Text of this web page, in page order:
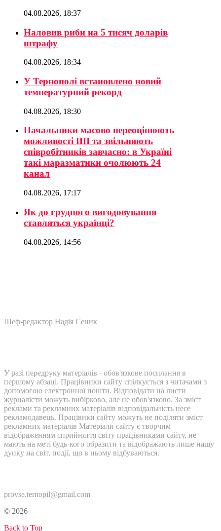
04.08.2026, 18:37
Наловив риби на 5 тисяч доларів
штрафу
04.08.2026, 18:34
У Тернополі встановлено новий
температурний рекорд
04.08.2026, 18:30
Начальники масово переоцінюють
можливості ШІ та звільняють
співробітників завчасно: в Україні
такі маразматики очолюють 24
канал
04.08.2026, 17:17
Як до грудного вигодовування
ставляться українці?
04.08.2026, 14:56
Шеф-редактор Надія Сеник
У разі передруку матеріалів - обов'язкове посилання в
першому абзаці. Працівники сайту спілкується з читачами з
допомогою електронної пошти. Відповідати на листи
журналісти можуть вибірково, але не обов'язково. За зміст
реклами та рекламних матеріалів відповідальність несе
рекламодавець. Працівнки сайту можуть не поділяти зміст
рекламних матеріалів Матеріали сайту є творчим
відображенням сприйняття світу працівниками сайту, не
мають на меті будь-кого образити та відображають лише нашу
дуику на світ, події, що в ньому відбуваються.
provse.ternopil@gmail.com
© 2026
Back to Top